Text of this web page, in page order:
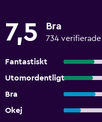
7,5 Bra
734
Fantastiskt
Utomordentligt
Bra
Okej